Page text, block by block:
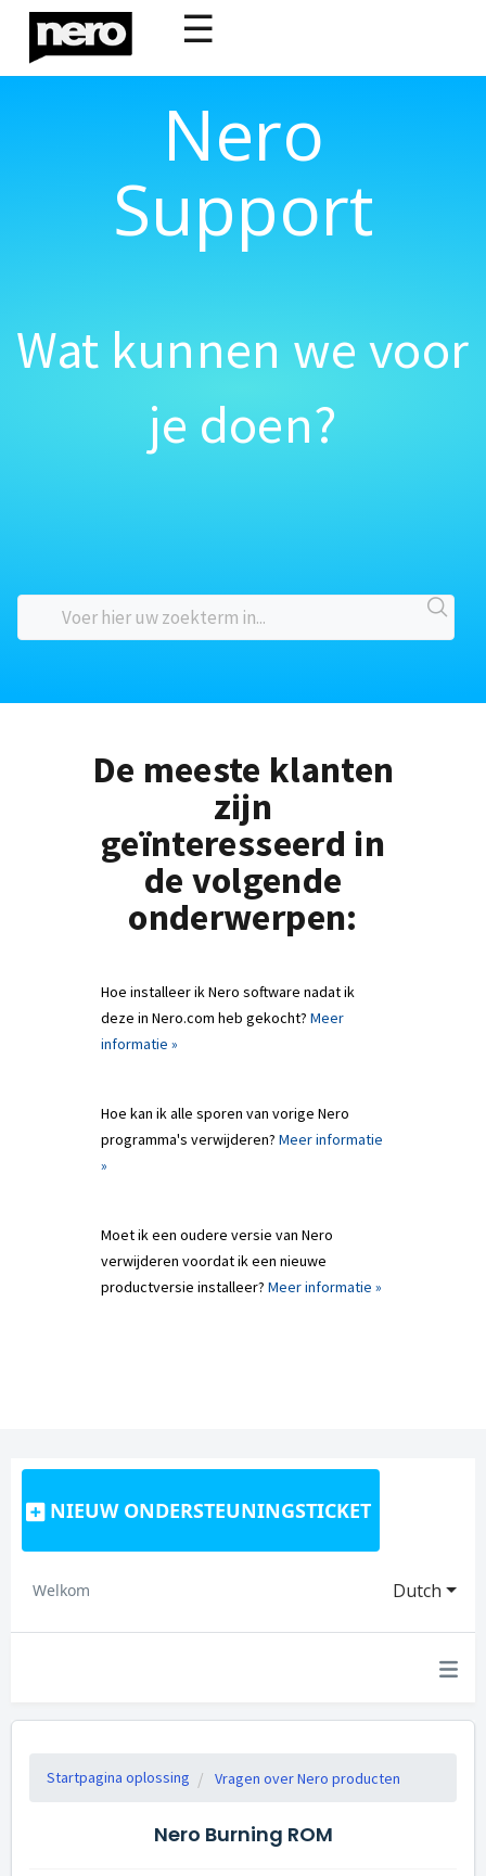
☰
Nero
Support
Wat kunnen we voor
je doen?
De meeste klanten
zijn
geïnteresseerd in
de volgende
onderwerpen:
Hoe installeer ik Nero software nadat ik
deze in Nero.com heb gekocht? Meer
informatie »
Hoe kan ik alle sporen van vorige Nero
programma's verwijderen? Meer informatie
»
Moet ik een oudere versie van Nero
verwijderen voordat ik een nieuwe
productversie installeer? Meer informatie »
NIEUW ONDERSTEUNINGSTICKET
Dutch
Welkom
Startpagina oplossing Vragen over Nero producten
Nero Burning ROM